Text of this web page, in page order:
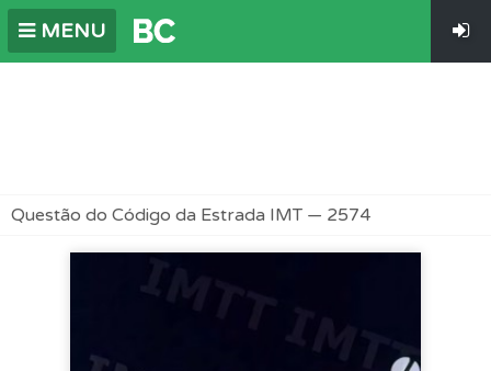
MENU
Questão do Código da Estrada IMT — 2574